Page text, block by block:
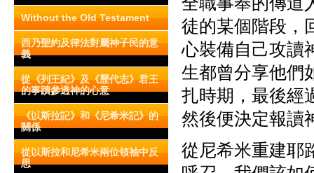
Without the Old Testament
西乃聖約及律法對屬神子民的意
義
從《列王紀》及《歷代志》君王
的事蹟參透神的心意
《以斯拉記》和《尼希米記》的
關係
從以斯拉和尼希米兩位領袖中反
思
徒的某個階段，
心裝備自己攻讀
生都曾分享他們
扎時期，最後經
然後便決定報讀
從尼希米重建耶